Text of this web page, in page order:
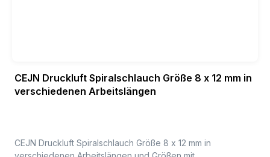
CEJN Druckluft Spiralschlauch Größe 8 x 12 mm in
verschiedenen Arbeitslängen
CEJN Druckluft Spiralschlauch Größe 8 x 12 mm in